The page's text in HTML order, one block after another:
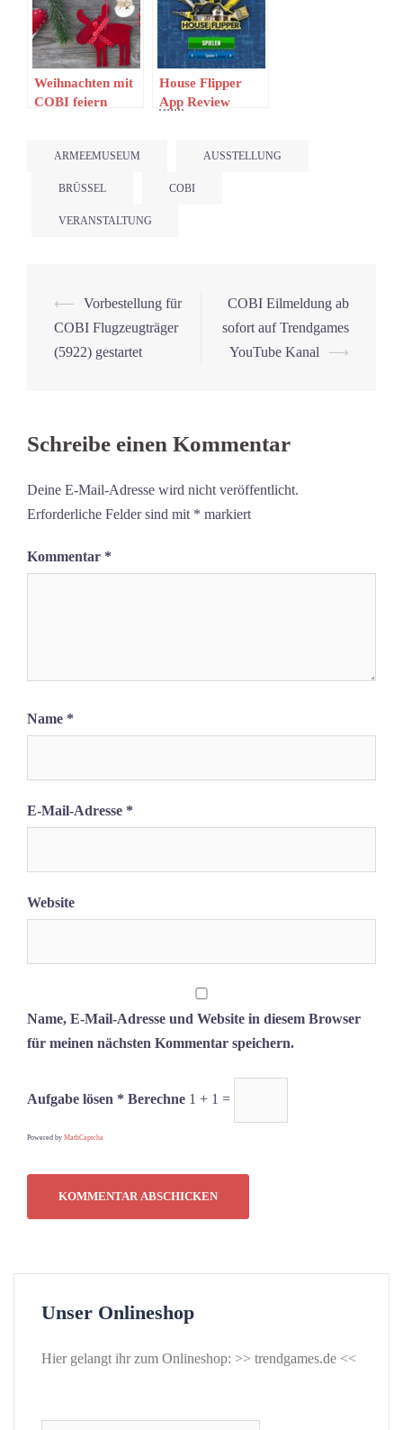
Weihnachten mit
COBI feiern
House Flipper
App Review
ARMEEMUSEUM AUSSTELLUNG
BRÜSSEL COBI
VERANSTALTUNG
Beitrags-
Navigation
⟵
Vorbestellung für
COBI Flugzeugträger
(5922) gestartet
COBI Eilmeldung ab
sofort auf Trendgames
YouTube Kanal
⟶
Schreibe einen Kommentar
Deine E-Mail-Adresse wird nicht veröffentlicht.
Erforderliche Felder sind mit * markiert
Kommentar *
Name *
E-Mail-Adresse *
Website
Name, E-Mail-Adresse und Website in diesem Browser
für meinen nächsten Kommentar speichern.
Aufgabe lösen * Berechne 1 + 1 =
Powered by MathCaptcha
Unser Onlineshop
Hier gelangt ihr zum Onlineshop: >> trendgames.de <<